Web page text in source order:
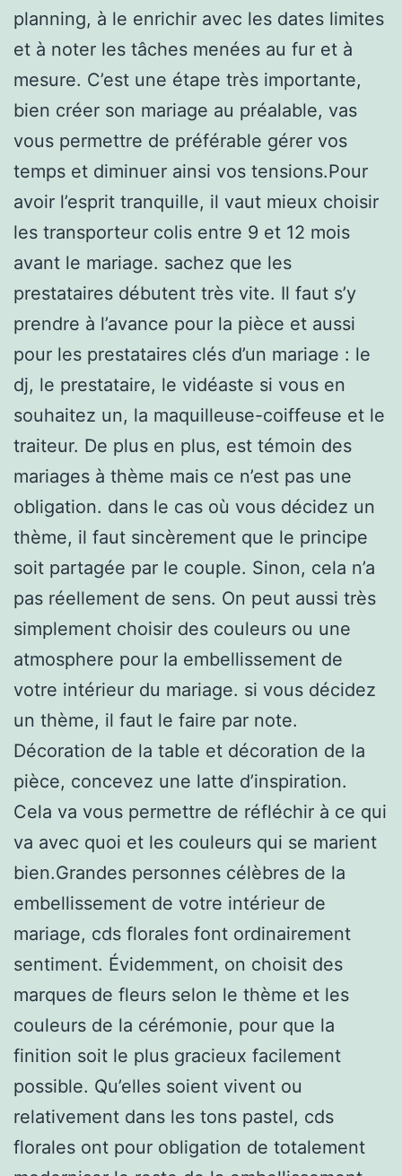
planning, à le enrichir avec les dates limites
et à noter les tâches menées au fur et à
mesure. C’est une étape très importante,
bien créer son mariage au préalable, vas
vous permettre de préférable gérer vos
temps et diminuer ainsi vos tensions.Pour
avoir l’esprit tranquille, il vaut mieux choisir
les transporteur colis entre 9 et 12 mois
avant le mariage. sachez que les
prestataires débutent très vite. Il faut s’y
prendre à l’avance pour la pièce et aussi
pour les prestataires clés d’un mariage : le
dj, le prestataire, le vidéaste si vous en
souhaitez un, la maquilleuse-coiffeuse et le
traiteur. De plus en plus, est témoin des
mariages à thème mais ce n’est pas une
obligation. dans le cas où vous décidez un
thème, il faut sincèrement que le principe
soit partagée par le couple. Sinon, cela n’a
pas réellement de sens. On peut aussi très
simplement choisir des couleurs ou une
atmosphere pour la embellissement de
votre intérieur du mariage. si vous décidez
un thème, il faut le faire par note.
Décoration de la table et décoration de la
pièce, concevez une latte d’inspiration.
Cela va vous permettre de réfléchir à ce qui
va avec quoi et les couleurs qui se marient
bien.Grandes personnes célèbres de la
embellissement de votre intérieur de
mariage, cds florales font ordinairement
sentiment. Évidemment, on choisit des
marques de fleurs selon le thème et les
couleurs de la cérémonie, pour que la
finition soit le plus gracieux facilement
possible. Qu’elles soient vivent ou
relativement dans les tons pastel, cds
florales ont pour obligation de totalement